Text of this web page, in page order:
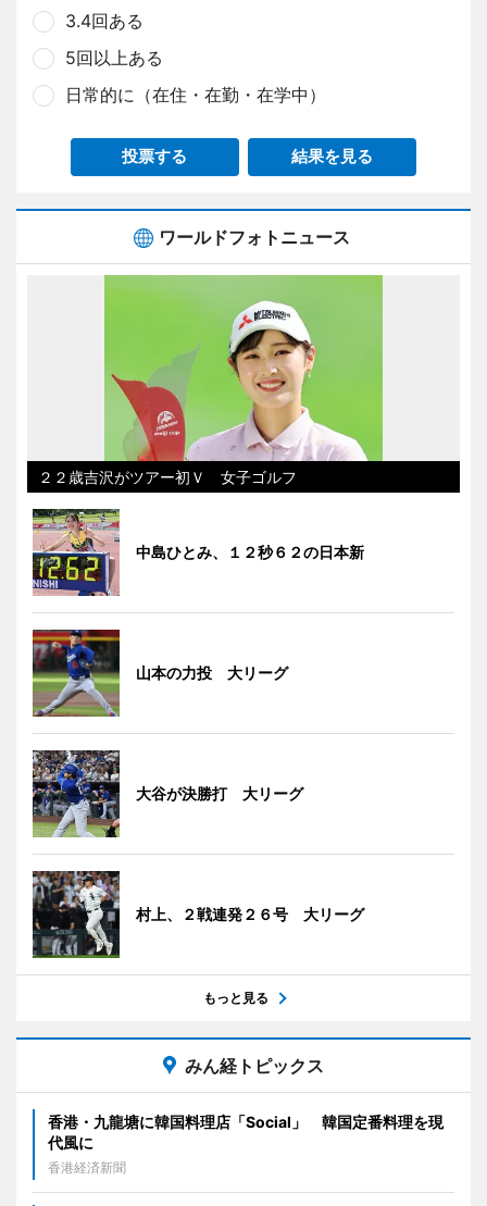
3.4回ある
5回以上ある
日常的に（在住・在勤・在学中）
投票する 結果を見る
ワールドフォトニュース
２２歳吉沢がツアー初Ｖ 女子ゴルフ
中島ひとみ、１２秒６２の日本新
山本の力投 大リーグ
大谷が決勝打 大リーグ
村上、２戦連発２６号 大リーグ
もっと見る
みん経トピックス
香港・九龍塘に韓国料理店「Social」 韓国定番料理を現
代風に
香港経済新聞